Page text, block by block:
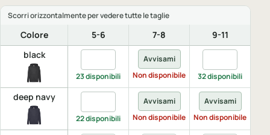
Colore 5-6 7-8
9-11
black
Quantita black, 5-6
23 disponibili
Avvisami
Non disponibile
32 disponibili
deep navy Quantita deep navy, 5-6
22 disponibili
Avvisami
Non disponibile
Avvisami
Non disponibile